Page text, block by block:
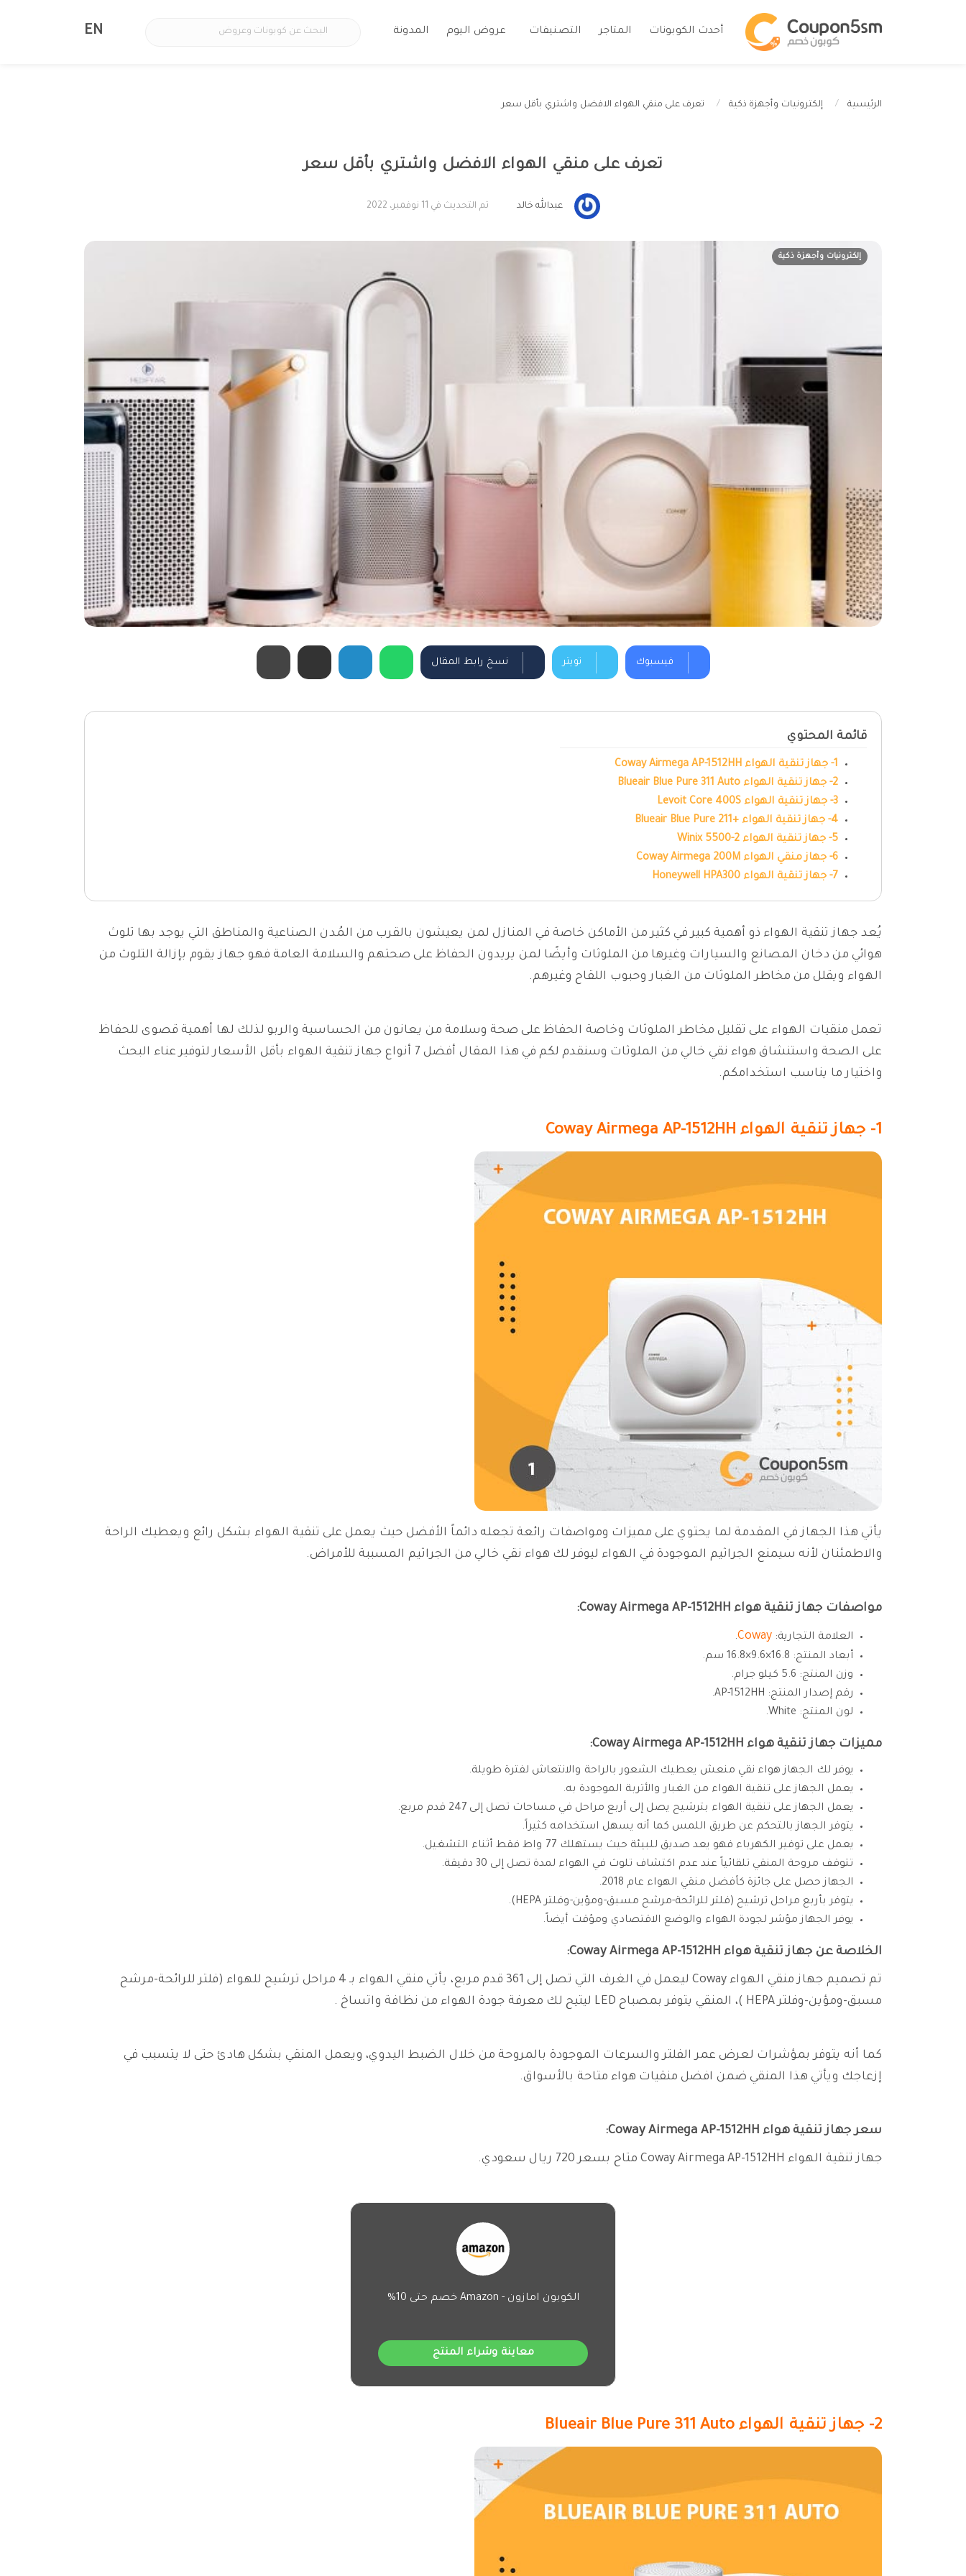
أحدث الكوبونات المتاجر التصنيفات عروض اليوم المدونة EN
الرئيسية إلكترونيات وأجهزة ذكية تعرف على منقي الهواء الافضل واشتري بأقل سعر
تعرف على منقي الهواء الافضل واشتري بأقل سعر
عبدالله خالد تم التحديث في 11 نوفمبر، 2022
إلكترونيات وأجهزة ذكية
فيسبوك تويتر نسخ رابط المقال
قائمة المحتوي
1- جهاز تنقية الهواء Coway Airmega AP-1512HH
2- جهاز تنقية الهواء Blueair Blue Pure 311 Auto
3- جهاز تنقية الهواء Levoit Core 400S
4- جهاز تنقية الهواء +Blueair Blue Pure 211
5- جهاز تنقية الهواء Winix 5500-2
6- جهاز منقي الهواء Coway Airmega 200M
7- جهاز تنقية الهواء Honeywell HPA300
يُعد جهاز تنقية الهواء ذو أهمية كبير في كثير من الأماكن خاصة في المنازل لمن يعيشون بالقرب من المُدن الصناعية والمناطق التي يوجد بها تلوث
هوائي من دخان المصانع والسيارات وغيرها من الملوثات وأيضًا لمن يريدون الحفاظ على صحتهم والسلامة العامة فهو جهاز يقوم بإزالة التلوث من
الهواء ويقلل من مخاطر الملوثات من الغبار وحبوب اللقاح وغيرهم.
تعمل منقيات الهواء على تقليل مخاطر الملوثات وخاصة الحفاظ على صحة وسلامة من يعانون من الحساسية والربو لذلك لها أهمية قصوى للحفاظ
على الصحة واستنشاق هواء نقي خالي من الملوثات وسنقدم لكم في هذا المقال أفضل 7 أنواع جهاز تنقية الهواء بأقل الأسعار لتوفير عناء البحث
واختيار ما يناسب استخدامكم.
1- جهاز تنقية الهواء Coway Airmega AP-1512HH
يأتي هذا الجهاز في المقدمة لما يحتوي على مميزات ومواصفات رائعة تجعله دائماً الأفضل حيث يعمل على تنقية الهواء بشكل رائع ويعطيك الراحة
والاطمئنان لأنه سيمنع الجراثيم الموجودة في الهواء ليوفر لك هواء نقي خالي من الجراثيم المسببة للأمراض.
مواصفات جهاز تنقية هواء Coway Airmega AP-1512HH:
العلامة التجارية: Coway
.
أبعاد المنتج: 16.8×9.6×16.8 سم.
وزن المنتج: 5.6 كيلو جرام.
رقم إصدار المنتج: AP-1512HH.
لون المنتج: White.
مميزات جهاز تنقية هواء Coway Airmega AP-1512HH:
يوفر لك الجهاز هواء نقي منعش يعطيك الشعور بالراحة والانتعاش لفترة طويلة.
يعمل الجهاز على تنقية الهواء من الغبار والأتربة الموجودة به.
يعمل الجهاز على تنقية الهواء بترشيح يصل إلى أربع مراحل في مساحات تصل إلى 247 قدم مربع.
يتوفر الجهاز بالتحكم عن طريق اللمس كما أنه يسهل استخدامه كثيراً.
يعمل على توفير الكهرباء فهو يعد صديق للبيئة حيث يستهلك 77 واط فقط أثناء التشغيل.
تتوقف مروحة المنقي تلقائياً عند عدم اكتشاف تلوث في الهواء لمدة تصل إلى 30 دقيقة.
الجهاز حصل على جائزة كأفضل منقي الهواء عام 2018.
يتوفر بأربع مراحل ترشيح (فلتر للرائحة-مرشح مسبق-ومؤين-وفلتر HEPA).
يوفر الجهاز مؤشر لجودة الهواء والوضع الاقتصادي ومؤقت أيضاً.
الخلاصة عن جهاز تنقية هواء Coway Airmega AP-1512HH:
تم تصميم جهاز منقي الهواء Coway ليعمل في الغرف التي تصل إلى 361 قدم مربع، يأتي منقي الهواء بـ 4 مراحل ترشيح للهواء (فلتر للرائحة-مرشح
مسبق-ومؤين-وفلتر HEPA )، المنقي يتوفر بمصباح LED ليتيح لك معرفة جودة الهواء من نظافة واتساخ .
كما أنه يتوفر بمؤشرات لعرض عمر الفلتر والسرعات الموجودة بالمروحة من خلال الضبط اليدوي، ويعمل المنقي بشكل هادئ حتى لا يتسبب في
إزعاجك ويأتي هذا المنقي ضمن افضل منقيات هواء متاحة بالأسواق.
سعر جهاز تنقية هواء Coway Airmega AP-1512HH:
جهاز تنقية الهواء Coway Airmega AP-1512HH متاح بسعر 720 ريال سعودي.
الكوبون امازون - Amazon خصم حتى 10%
معاينة وشراء المنتج
2- جهاز تنقية الهواء Blueair Blue Pure 311 Auto